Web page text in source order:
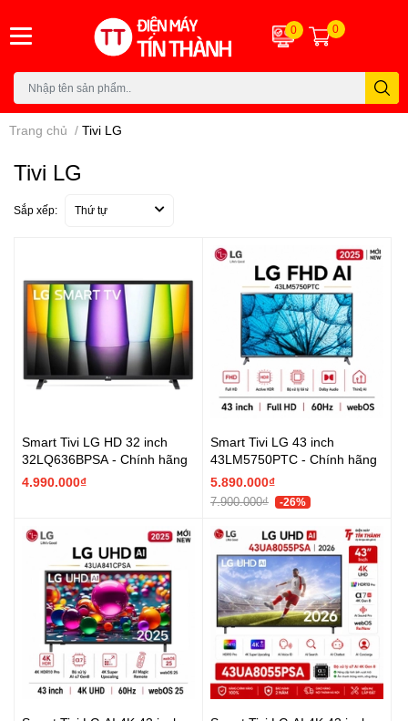
0 0
Trang chủ / Tivi LG
Tivi LG
Sắp xếp: Thứ tự
Smart Tivi LG HD 32 inch
32LQ636BPSA - Chính hãng
4.990.000₫
Smart Tivi LG 43 inch
43LM5750PTC - Chính hãng
5.890.000₫
7.900.000₫ -26%